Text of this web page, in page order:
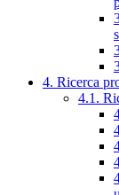
4. Ricerca
4.1.